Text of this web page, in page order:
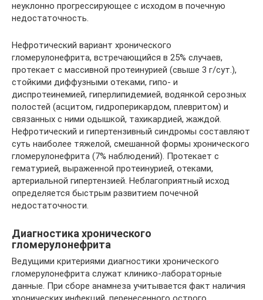
неуклонно прогрессирующее с исходом в почечную
недостаточность.
Нефротический вариант хронического
гломерулонефрита, встречающийся в 25% случаев,
протекает с массивной протеинурией (свыше 3 г/сут.),
стойкими диффузными отеками, гипо- и
диспротеинемией, гиперлипидемией, водянкой серозных
полостей (асцитом, гидроперикардом, плевритом) и
связанных с ними одышкой, тахикардией, жаждой.
Нефротический и гипертензивный синдромы составляют
суть наиболее тяжелой, смешанной формы хронического
гломерулонефрита (7% наблюдений). Протекает с
гематурией, выраженной протеинурией, отеками,
артериальной гипертензией. Неблагоприятный исход
определяется быстрым развитием почечной
недостаточности.
Диагностика хронического
гломерулонефрита
Ведущими критериями диагностики хронического
гломерулонефрита служат клинико-лабораторные
данные. При сборе анамнеза учитывается факт наличия